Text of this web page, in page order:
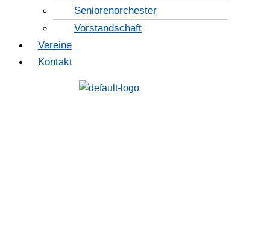
Seniorenorchester
Vorstandschaft
Vereine
Kontakt